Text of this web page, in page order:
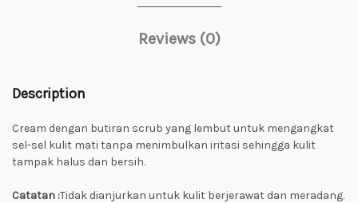
Reviews (0)
Description
Cream dengan butiran scrub yang lembut untuk mengangkat
sel-sel kulit mati tanpa menimbulkan iritasi sehingga kulit
tampak halus dan bersih.
Catatan :Tidak dianjurkan untuk kulit berjerawat dan meradang.